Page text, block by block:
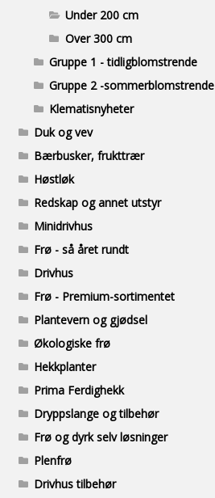
Under 200 cm
Over 300 cm
Gruppe 1 - tidligblomstrende
Gruppe 2 -sommerblomstrende
Klematisnyheter
Duk og vev
Bærbusker, frukttrær
Høstløk
Redskap og annet utstyr
Minidrivhus
Frø - så året rundt
Drivhus
Frø - Premium-sortimentet
Plantevern og gjødsel
Økologiske frø
Hekkplanter
Prima Ferdighekk
Dryppslange og tilbehør
Frø og dyrk selv løsninger
Plenfrø
Drivhus tilbehør